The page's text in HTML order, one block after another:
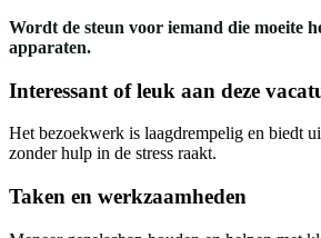
Wordt de steun voor iemand die moeite
apparaten.
Interessant of leuk aan deze
Het bezoekwerk is laagdrempelig en biedt
zonder hulp in de stress raakt.
Taken en werkzaamheden